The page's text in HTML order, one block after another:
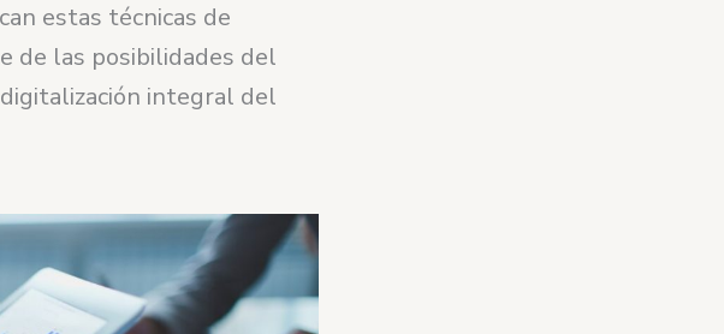
estas técnicas de
de las posibilidades del
integral del